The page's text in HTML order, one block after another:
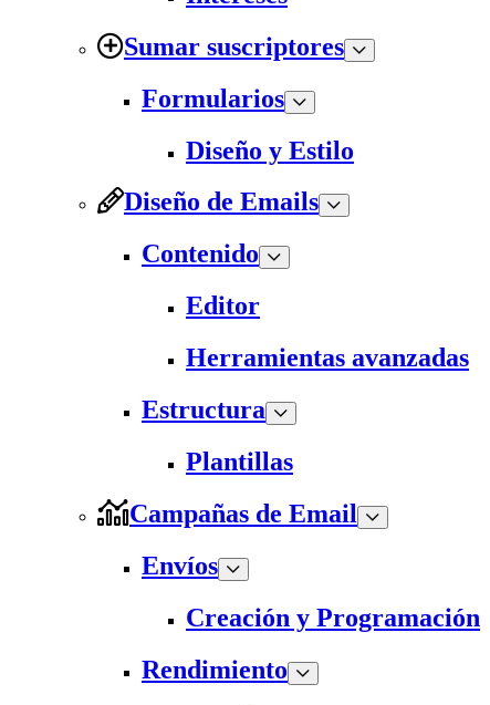
Sumar suscriptores
Formularios
Diseño y Estilo
Diseño de Emails
Contenido
Editor
Herramientas avanzadas
Estructura
Plantillas
Campañas de Email
Envíos
Creación y Programación
Rendimiento